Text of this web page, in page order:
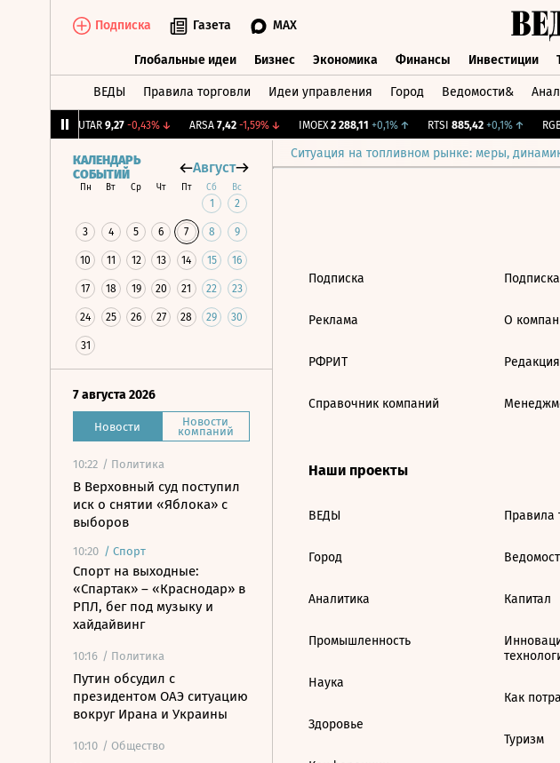
Подписка Газета MAX
Глобальные идеи Бизнес Экономика Финансы Инвестиции
ВЕДЫ Правила торговли Идеи управления Город Ведомости&
UTAR 9,27 -0,43%↓ ARSA 7,42 -1,59%↓ IMOEX 2 288,11 +0,1%↑ RTSI 885,42 +0,1%↑ RGBI
Ситуация на топливном рынке: меры,
КАЛЕНДАРЬ
СОБЫТИЙ
Август
Пн Вт Ср Чт Пт Сб Вс
1 2
3 4 5 6 7 8 9
10 11 12 13 14 15 16
17 18 19 20 21 22 23
24 25 26 27 28 29 30
31
7 августа 2026
Новости Новости
компаний
10:22 / Политика
В Верховный суд поступил
иск о снятии «Яблока» с
выборов
10:20 / Спорт
Спорт на выходные:
«Спартак» – «Краснодар» в
РПЛ, бег под музыку и
хайдайвинг
10:16 / Политика
Путин обсудил с
президентом ОАЭ ситуацию
вокруг Ирана и Украины
10:10 / Общество
Подписка
Реклама
РФРИТ
Справочник компаний
О
Редакция
Наши проекты
ВЕДЫ
Город
Аналитика
Промышленность
Наука
Здоровье
Правила
Капитал
Как
Туризм